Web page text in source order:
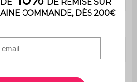
Usage domestique uniquement
2 ans